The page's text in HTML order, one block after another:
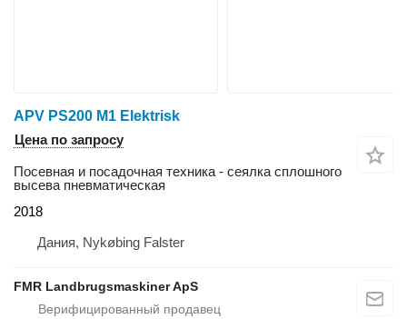
APV PS200 M1 Elektrisk
Цена по запросу
Посевная и посадочная техника - сеялка сплошного
высева пневматическая
2018
Дания, Nykøbing Falster
FMR Landbrugsmaskiner ApS